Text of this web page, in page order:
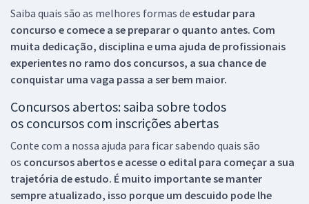
Saiba quais são as melhores formas de estudar para
concurso e comece a se preparar o quanto antes. Com
muita dedicação, disciplina e uma ajuda de profissionais
experientes no ramo dos concursos, a sua chance de
conquistar uma vaga passa a ser bem maior.
Concursos abertos: saiba sobre todos
os concursos com inscrições abertas
Conte com a nossa ajuda para ficar sabendo quais são
os concursos abertos e acesse o edital para começar a sua
trajetória de estudo. É muito importante se manter
sempre atualizado, isso porque um descuido pode lhe